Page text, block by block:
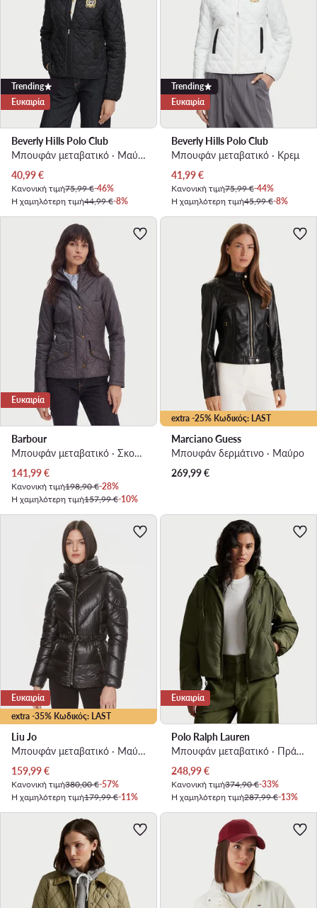
Trending
Ευκαιρία
Beverly Hills Polo Club
Μπουφάν μεταβατικό · Μαύρο
Τρέχουσα τιμή
40,99€
Κανονική τιμή75,99 €-46%
Η χαμηλότερη τιμή44,99 €-8%
Trending
Ευκαιρία
Beverly Hills Polo Club
Μπουφάν μεταβατικό · Κρεμ
Τρέχουσα τιμή
41,99€
Κανονική τιμή75,99 €-44%
Η χαμηλότερη τιμή45,99 €-8%
Ευκαιρία
Barbour
Μπουφάν μεταβατικό · Σκούρο μπλε
Τρέχουσα τιμή
141,99€
Κανονική τιμή198,90 €-28%
Η χαμηλότερη τιμή157,99 €-10%
extra -25% Κωδικός: LAST
Marciano Guess
Μπουφάν δερμάτινο · Μαύρο
269,99€
extra -35% Κωδικός: LAST
Ευκαιρία
Liu Jo
Μπουφάν μεταβατικό · Μαύρο
Τρέχουσα τιμή
159,99€
Κανονική τιμή380,00 €-57%
Η χαμηλότερη τιμή179,99 €-11%
Ευκαιρία
Polo Ralph Lauren
Μπουφάν μεταβατικό · Πράσινο
Τρέχουσα τιμή
248,99€
Κανονική τιμή374,90 €-33%
Η χαμηλότερη τιμή287,99 €-13%